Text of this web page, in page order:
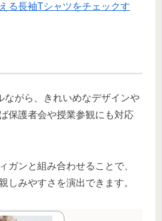
る長袖Tシャツをチェックす
ながら、きれいめなデザインや
保護者会や授業参観にも対応
ガンと組み合わせることで、
しみやすさを演出できます。